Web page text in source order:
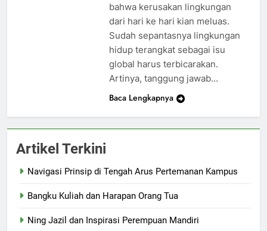
bahwa kerusakan lingkungan
dari hari ke hari kian meluas.
Sudah sepantasnya lingkungan
hidup terangkat sebagai isu
global harus terbicarakan.
Artinya, tanggung jawab…
Baca Lengkapnya
Artikel Terkini
Navigasi Prinsip di Tengah Arus Pertemanan Kampus
Bangku Kuliah dan Harapan Orang Tua
Ning Jazil dan Inspirasi Perempuan Mandiri